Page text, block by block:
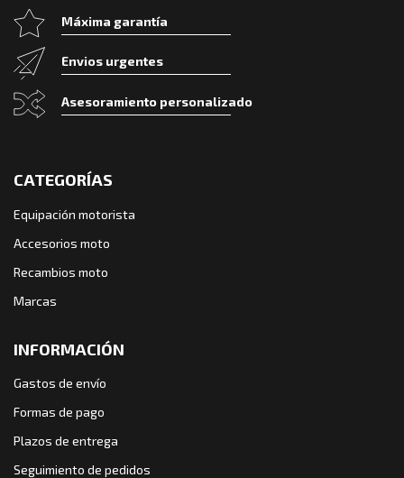
Máxima garantía
Envios urgentes
Asesoramiento personalizado
CATEGORÍAS
Equipación motorista
Accesorios moto
Recambios moto
Marcas
INFORMACIÓN
Gastos de envío
Formas de pago
Plazos de entrega
Seguimiento de pedidos